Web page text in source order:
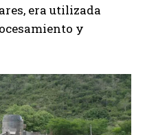
era utilizada
y